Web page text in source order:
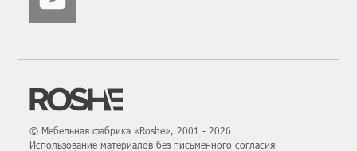
© Мебельная фабрика «Roshe», 2001 - 2026
Использование материалов без письменного согласия